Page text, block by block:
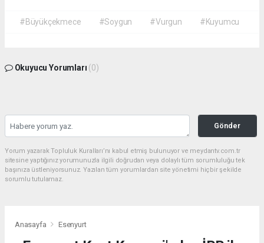
#Büyükçekmece #Soygun #Vurgun #Kuyumcu
Okuyucu Yorumları (0)
Gönder
Yorum yazarak Topluluk Kuralları’nı kabul etmiş bulunuyor ve meydantv.com.tr
sitesine yaptığınız yorumunuzla ilgili doğrudan veya dolaylı tüm sorumluluğu tek
başınıza üstleniyorsunuz. Yazılan tüm yorumlardan site yönetimi hiçbir şekilde
sorumlu tutulamaz.
Anasayfa Esenyurt